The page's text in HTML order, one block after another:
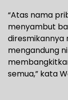
“Atas nama
menyambut
diresmikannya
mengandung
semua,” kata